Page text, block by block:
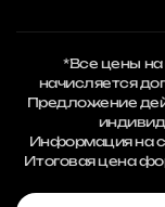
*Все цены
начисляется
Предложение
Информация на
Итоговая цена